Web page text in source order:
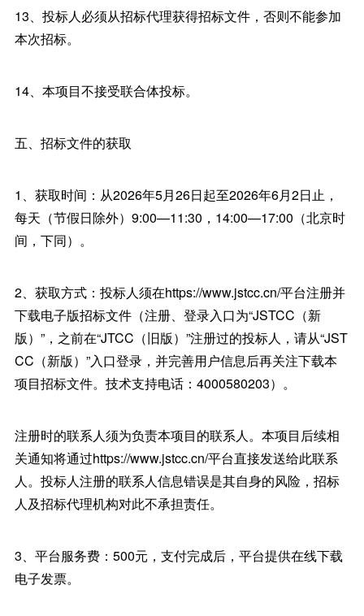
13、投标人必须从招标代理获得招标文件，否则不能参加
本次招标。
14、本项目不接受联合体投标。
五、招标文件的获取
1、获取时间：从2026年5月26日起至2026年6月2日止，
每天（节假日除外）9:00—11:30，14:00—17:00（北京时
间，下同）。
2、获取方式：投标人须在https://www.jstcc.cn/平台注册并
下载电子版招标文件（注册、登录入口为“JSTCC（新
版）”，之前在“JTCC（旧版）”注册过的投标人，请从“JST
CC（新版）”入口登录，并完善用户信息后再关注下载本
项目招标文件。技术支持电话：4000580203）。
注册时的联系人须为负责本项目的联系人。本项目后续相
关通知将通过https://www.jstcc.cn/平台直接发送给此联系
人。投标人注册的联系人信息错误是其自身的风险，招标
人及招标代理机构对此不承担责任。
3、平台服务费：500元，支付完成后，平台提供在线下载
电子发票。